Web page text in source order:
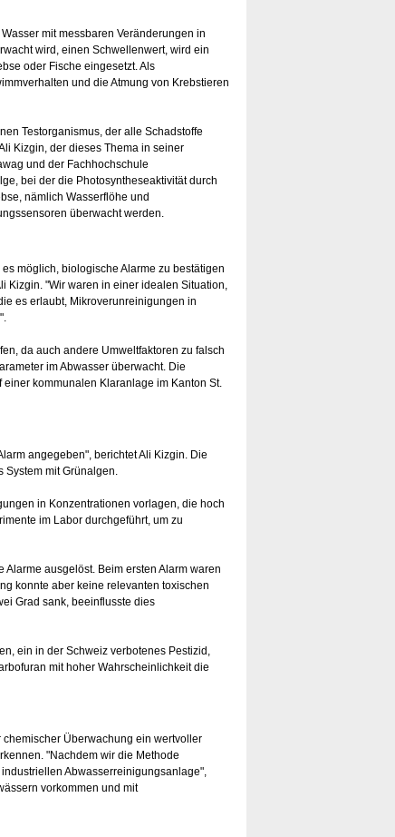
mit messbaren Veränderungen in
wird, einen Schwellenwert, wird ein
oder Fische eingesetzt. Als
und die Atmung von Krebstieren
Testorganismus, der alle Schadstoffe
Kizgin, der dieses Thema in seiner
und der Fachhochschule
bei der die Photosyntheseaktivität durch
nämlich Wasserflöhe und
überwacht werden.
möglich, biologische Alarme zu bestätigen
Kizgin. "Wir waren in einer idealen Situation,
es erlaubt, Mikroverunreinigungen in
da auch andere Umweltfaktoren zu falsch
im Abwasser überwacht. Die
kommunalen Klaranlage im Kanton St.
angegeben", berichtet Ali Kizgin. Die
mit Grünalgen.
in Konzentrationen vorlagen, die hoch
im Labor durchgeführt, um zu
ausgelöst. Beim ersten Alarm waren
konnte aber keine relevanten toxischen
Grad sank, beeinflusste dies
ein in der Schweiz verbotenes Pestizid,
mit hoher Wahrscheinlichkeit die
Überwachung ein wertvoller
"Nachdem wir die Methode
Abwasserreinigungsanlage",
vorkommen und mit